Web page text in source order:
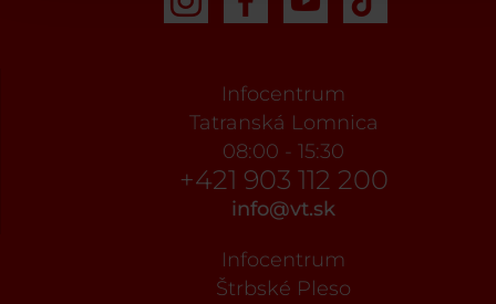
Infocentrum
Tatranská Lomnica
08:00 - 15:30
+421 903 112 200
info@vt.sk
Infocentrum
Štrbské Pleso